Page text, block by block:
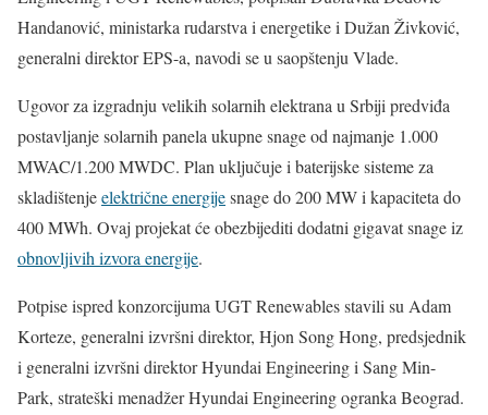
Handanović, ministarka rudarstva i energetike i Dužan Živković,
generalni direktor EPS-a, navodi se u saopštenju Vlade.
Ugovor za izgradnju velikih solarnih elektrana u Srbiji predviđa
postavljanje solarnih panela ukupne snage od najmanje 1.000
MWAC/1.200 MWDC. Plan uključuje i baterijske sisteme za
skladištenjeelektrične energijesnage do 200 MW i kapaciteta do
400 MWh. Ovaj projekat će obezbijediti dodatni gigavat snage iz
obnovljivih izvora energije.
Potpise ispred konzorcijuma UGT Renewables stavili su Adam
Korteze, generalni izvršni direktor, Hjon Song Hong, predsjednik
i generalni izvršni direktor Hyundai Engineering i Sang Min-
Park, strateški menadžer Hyundai Engineering ogranka Beograd.